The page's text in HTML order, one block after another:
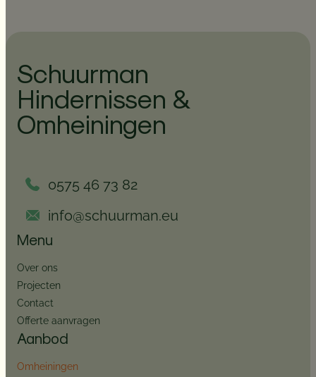
Schuurman
Hindernissen &
Omheiningen
0575 46 73 82
info@schuurman.eu
Menu
Over ons
Projecten
Contact
Offerte aanvragen
Aanbod
Omheiningen